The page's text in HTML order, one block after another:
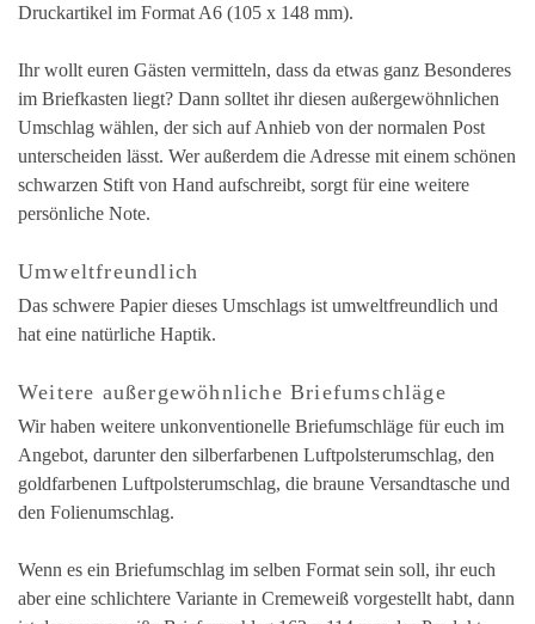
Druckartikel im Format A6 (105 x 148 mm).
Ihr wollt euren Gästen vermitteln, dass da etwas ganz Besonderes
im Briefkasten liegt? Dann solltet ihr diesen außergewöhnlichen
Umschlag wählen, der sich auf Anhieb von der normalen Post
unterscheiden lässt. Wer außerdem die Adresse mit einem schönen
schwarzen Stift von Hand aufschreibt, sorgt für eine weitere
persönliche Note.
Umweltfreundlich
Das schwere Papier dieses Umschlags ist umweltfreundlich und
hat eine natürliche Haptik.
Weitere außergewöhnliche Briefumschläge
Wir haben weitere unkonventionelle Briefumschläge für euch im
Angebot, darunter den silberfarbenen Luftpolsterumschlag, den
goldfarbenen Luftpolsterumschlag, die braune Versandtasche und
den Folienumschlag.
Wenn es ein Briefumschlag im selben Format sein soll, ihr euch
aber eine schlichtere Variante in Cremeweiß vorgestellt habt, dann